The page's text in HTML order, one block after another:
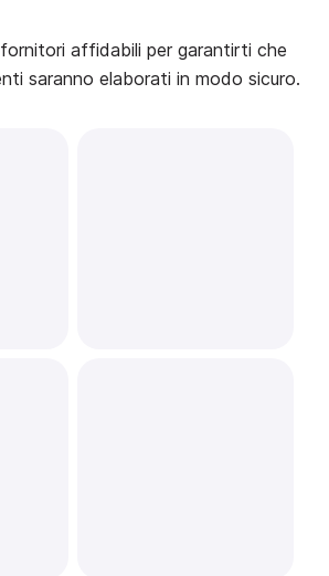
affidabili per garantirti che
saranno elaborati in modo sicuro.